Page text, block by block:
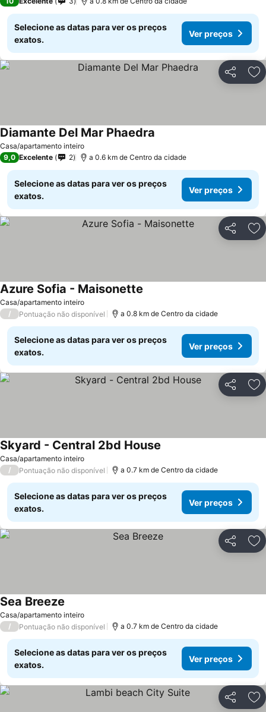
Selecione as datas para ver os preços
exatos.
Ver preços
Partilhar
Casa/apartamento inteiro
Diamante Del Mar Phaedra
9,0 Excelente 2 a 0.6 km de Centro da cidade
Selecione as datas para ver os preços
exatos.
Ver preços
Partilhar
Casa/apartamento inteiro
Azure Sofia - Maisonette
/ Pontuação não disponível a 0.8 km de Centro da cidade
Selecione as datas para ver os preços
exatos.
Ver preços
Partilhar
Casa/apartamento inteiro
Skyard - Central 2bd House
/ Pontuação não disponível a 0.7 km de Centro da cidade
Selecione as datas para ver os preços
exatos.
Ver preços
Partilhar
Casa/apartamento inteiro
Sea Breeze
/ Pontuação não disponível a 0.7 km de Centro da cidade
Selecione as datas para ver os preços
exatos.
Ver preços
Partilhar